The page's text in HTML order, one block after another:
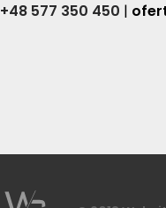
+48 577 350 450 |